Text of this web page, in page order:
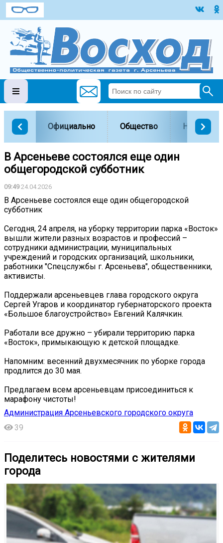
Официально Общество Наука и
В Арсеньеве состоялся еще один
общегородской субботник
09:4924.04.2026
В Арсеньеве состоялся еще один общегородской
субботник
Сегодня, 24 апреля, на уборку территории парка «Восток»
вышли жители разных возрастов и профессий –
сотрудники администрации, муниципальных
учреждений и городских организаций, школьники,
работники "Спецслужбы г. Арсеньева", общественники,
активисты.
Поддержали арсеньевцев глава городского округа
Сергей Угаров и координатор губернаторского проекта
«Большое благоустройство» Евгений Калячкин.
Работали все дружно – убирали территорию парка
«Восток», примыкающую к детской площадке.
Напомним: весенний двухмесячник по уборке города
продлится до 30 мая.
Предлагаем всем арсеньевцам присоединиться к
марафону чистоты!
Администрация Арсеньевского городского округа
39
Поделитесь новостями с жителями
города